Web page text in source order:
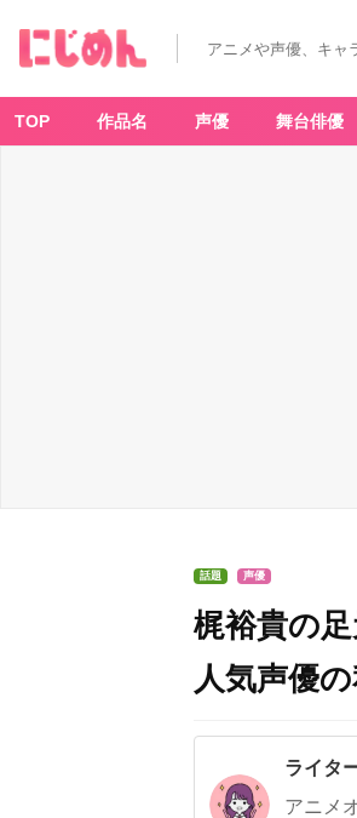
アニメや声優、キャ
TOP 作品名 声優 舞台俳優
話題 声優
梶裕貴の
人気声優
ライタ
アニメ